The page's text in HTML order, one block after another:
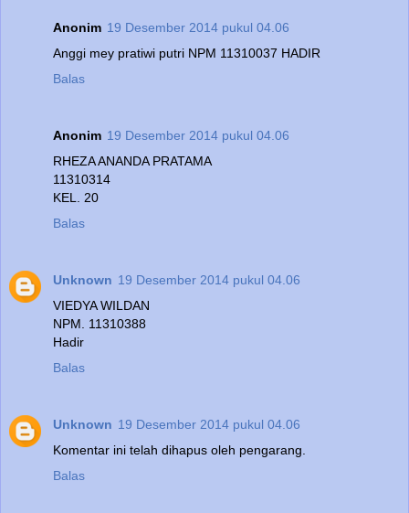
Anonim 19 Desember 2014 pukul 04.06
Anggi mey pratiwi putri NPM 11310037 HADIR
Balas
Anonim 19 Desember 2014 pukul 04.06
RHEZA ANANDA PRATAMA
11310314
KEL. 20
Balas
Unknown 19 Desember 2014 pukul 04.06
VIEDYA WILDAN
NPM. 11310388
Hadir
Balas
Unknown 19 Desember 2014 pukul 04.06
Komentar ini telah dihapus oleh pengarang.
Balas